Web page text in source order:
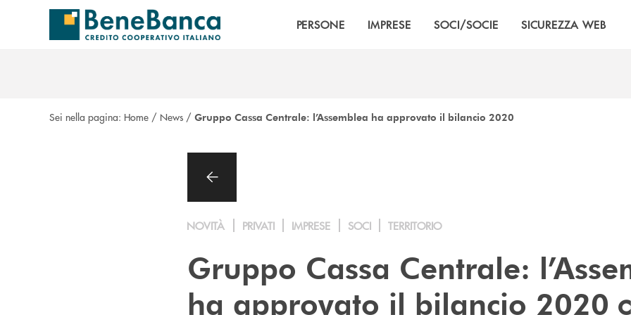
Salta al contenuto principale
PERSONE IMPRESE SOCI/SOCIE SICUREZZA WEB
Sei nella pagina: Home / News / Gruppo Cassa Centrale: l’Assemblea ha approvato il bilancio 2020
NOVITÀ PRIVATI IMPRESE SOCI TERRITORIO
Gruppo Cassa Centrale:
ha approvato il bilancio 2020